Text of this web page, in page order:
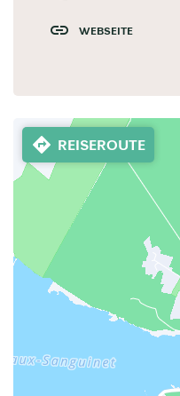
WEBSEITE
REISEROUTE